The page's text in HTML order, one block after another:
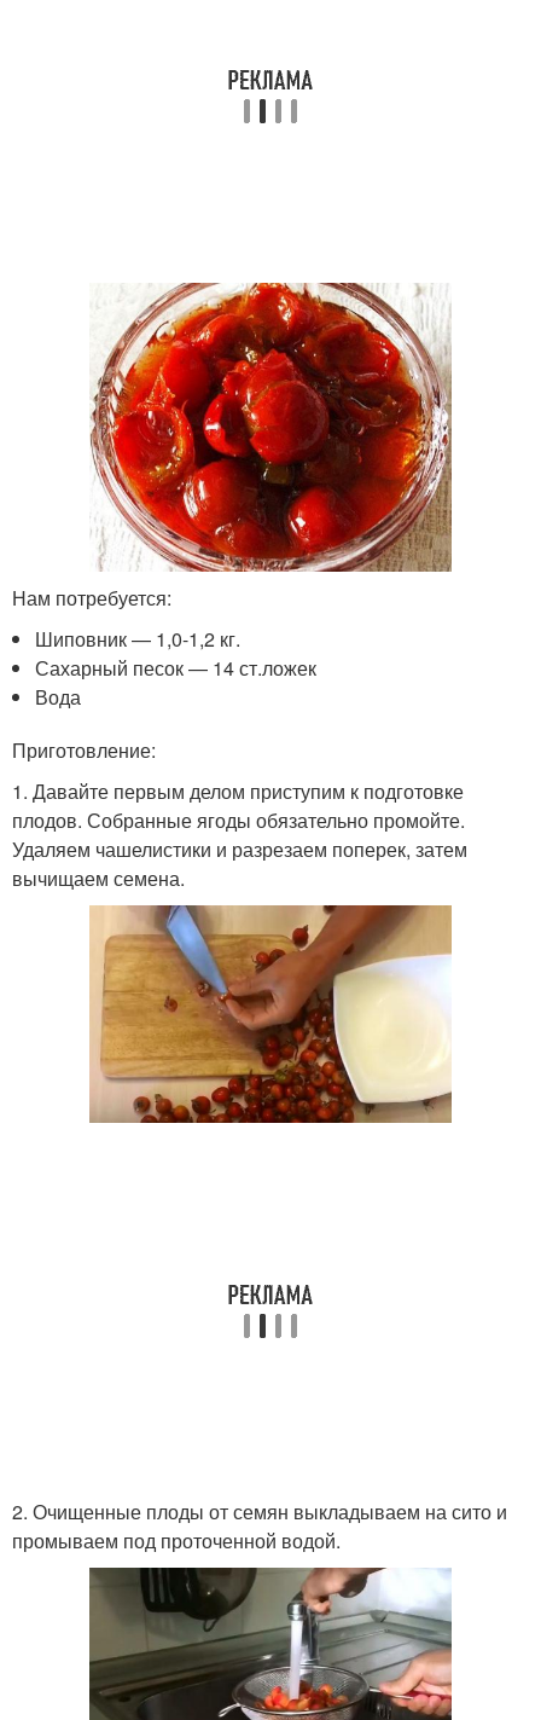
Нам потребуется:
Шиповник — 1,0-1,2 кг.
Сахарный песок — 14 ст.ложек
Вода
Приготовление:
1. Давайте первым делом приступим к подготовке
плодов. Собранные ягоды обязательно промойте.
Удаляем чашелистики и разрезаем поперек, затем
вычищаем семена.
2. Очищенные плоды от семян выкладываем на сито и
промываем под проточенной водой.